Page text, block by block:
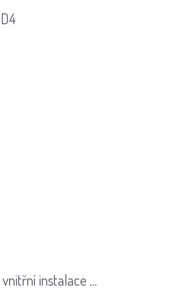
instalace ...